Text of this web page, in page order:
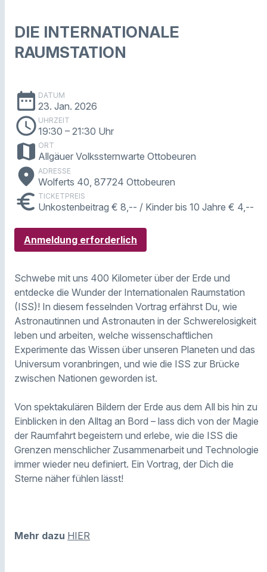
DIE INTERNATIONALE
RAUMSTATION
date_range DATUM
23. Jan. 2026
schedule UHRZEIT
19:30 – 21:30 Uhr
map ORT
Allgäuer Volkssternwarte Ottobeuren
place ADRESSE
Wolferts 40, 87724 Ottobeuren
euro TICKETPREIS
Unkostenbeitrag € 8,-- / Kinder bis 10 Jahre € 4,--
Anmeldung erforderlich
Schwebe mit uns 400 Kilometer über der Erde und
entdecke die Wunder der Internationalen Raumstation
(ISS)! In diesem fesselnden Vortrag erfährst Du, wie
Astronautinnen und Astronauten in der Schwerelosigkeit
leben und arbeiten, welche wissenschaftlichen
Experimente das Wissen über unseren Planeten und das
Universum voranbringen, und wie die ISS zur Brücke
zwischen Nationen geworden ist.
Von spektakulären Bildern der Erde aus dem All bis hin zu
Einblicken in den Alltag an Bord – lass dich von der Magie
der Raumfahrt begeistern und erlebe, wie die ISS die
Grenzen menschlicher Zusammenarbeit und Technologie
immer wieder neu definiert. Ein Vortrag, der Dich die
Sterne näher fühlen lässt!
Mehr dazu HIER